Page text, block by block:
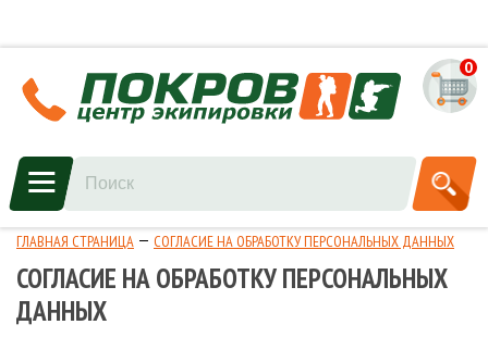
0
ГЛАВНАЯ СТРАНИЦА СОГЛАСИЕ НА ОБРАБОТКУ ПЕРСОНАЛЬНЫХ ДАННЫХ
СОГЛАСИЕ НА ОБРАБОТКУ ПЕРСОНАЛЬНЫХ
ДАННЫХ